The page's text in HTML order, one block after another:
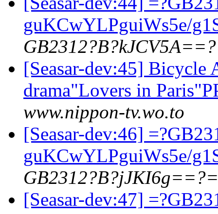
guKCwYLPguiWs5e/
[Seasar-dev:45] Bicycle
drama"Lovers in
www.nippon-tv.wo.to
[Seasar-dev:46]
guKCwYLPguiWs5e/
GB2312?B?jJKI6g==?=
[Seasar-dev:47]